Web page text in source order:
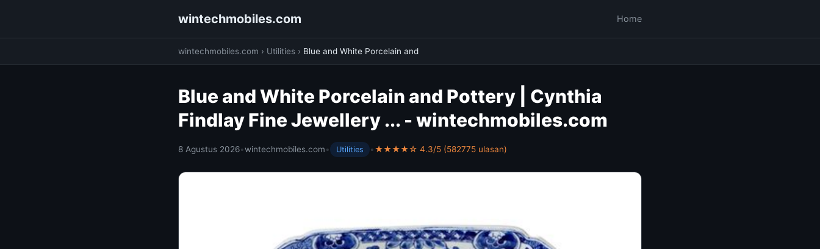
wintechmobiles.com Home
wintechmobiles.com › Utilities › Blue and White Porcelain and
Blue and White Porcelain and Pottery | Cynthia
Findlay Fine Jewellery ... - wintechmobiles.com
8 Agustus 2026•wintechmobiles.com• Utilities •★★★★☆ 4.3/5 (582775 ulasan)